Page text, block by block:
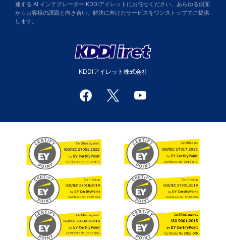
速する AI インテグレーター KDDIアイレットにお任せください。あらゆる側面
からお客様の課題と向き合い、解決に向けたサービスをワンストップでご提供
します。
KDDIアイレット株式会社